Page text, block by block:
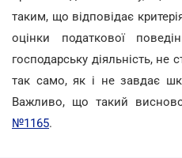
таким, що відповідає
оцінки податкової
господарську діяльність,
так само, як і не завдає
Важливо, що такий
№1165.